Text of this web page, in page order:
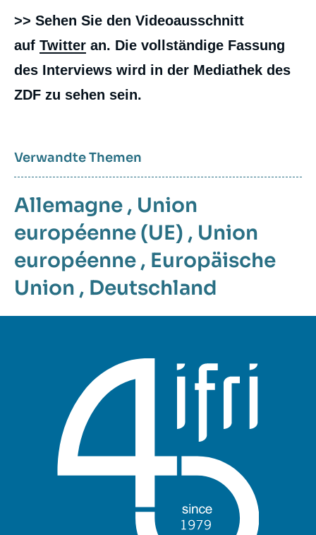
Contenu
intervention
médiatique
>> Sehen Sie den Videoausschnitt
auf Twitter an. Die vollständige Fassung
des Interviews wird in der Mediathek des
ZDF zu sehen sein.
Verwandte Themen
Allemagne , Union
européenne (UE) , Union
européenne , Europäische
Union , Deutschland